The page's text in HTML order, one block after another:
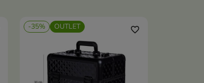
-35% OUTLET favorite_border